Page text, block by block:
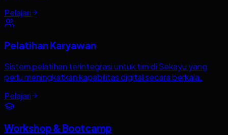
Pelajari
Pelatihan Karyawan
Sistem pelatihan terintegrasi untuk tim di Sekayu yang
perlu meningkatkan kapabilitas digital secara berkala.
Pelajari
Workshop & Bootcamp